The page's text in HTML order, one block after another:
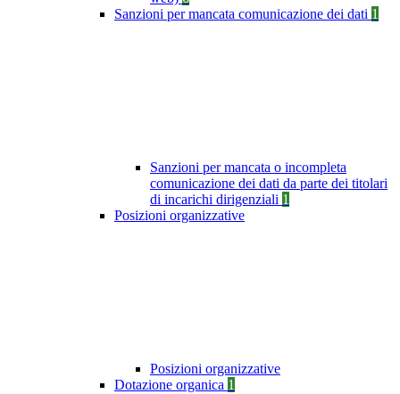
Sanzioni per mancata comunicazione dei dati 1
Sanzioni per mancata o incompleta
comunicazione dei dati da parte dei titolari
di incarichi dirigenziali 1
Posizioni organizzative
Posizioni organizzative
Dotazione organica 1